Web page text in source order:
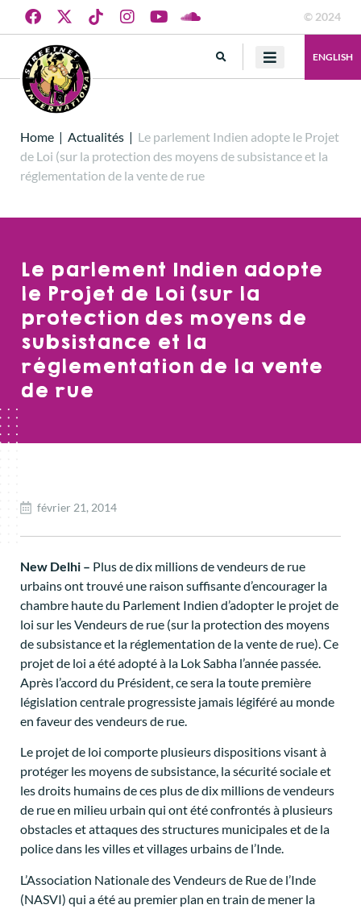
© 2024
ENGLISH
Home | Actualités | Le parlement Indien adopte le Projet
de Loi (sur la protection des moyens de subsistance et la
réglementation de la vente de rue
Le parlement Indien adopte
le Projet de Loi (sur la
protection des moyens de
subsistance et la
réglementation de la vente
de rue
février 21, 2014
New Delhi – Plus de dix millions de vendeurs de rue
urbains ont trouvé une raison suffisante d’encourager la
chambre haute du Parlement Indien d’adopter le projet de
loi sur les Vendeurs de rue (sur la protection des moyens
de subsistance et la réglementation de la vente de rue). Ce
projet de loi a été adopté à la Lok Sabha l’année passée.
Après l’accord du Président, ce sera la toute première
législation centrale progressiste jamais légiféré au monde
en faveur des vendeurs de rue.
Le projet de loi comporte plusieurs dispositions visant à
protéger les moyens de subsistance, la sécurité sociale et
les droits humains de ces plus de dix millions de vendeurs
de rue en milieu urbain qui ont été confrontés à plusieurs
obstacles et attaques des structures municipales et de la
police dans les villes et villages urbains de l’Inde.
L’Association Nationale des Vendeurs de Rue de l’Inde
(NASVI) qui a été au premier plan en train de mener la